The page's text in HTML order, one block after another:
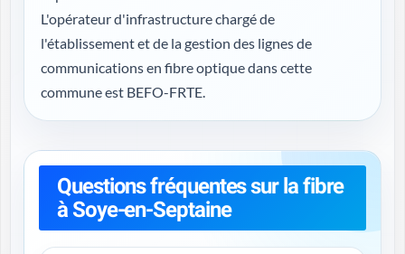
L'opérateur d'infrastructure chargé de
l'établissement et de la gestion des lignes de
communications en fibre optique dans cette
commune est BEFO-FRTE.
Questions fréquentes sur la fibre
à Soye-en-Septaine